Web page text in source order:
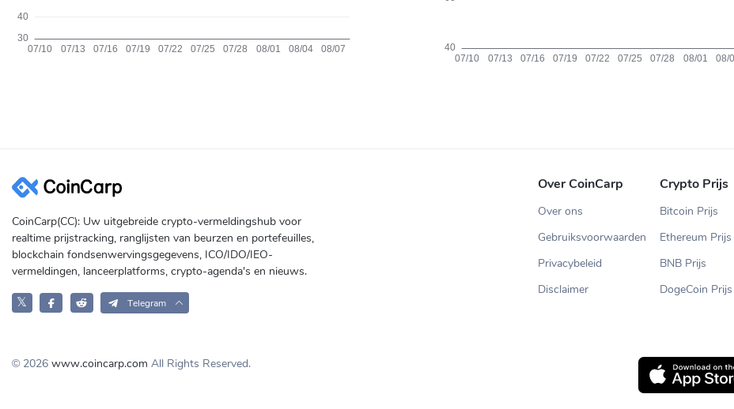
CoinCarp(CC): Uw uitgebreide crypto-vermeldingshub voor
realtime prijstracking, ranglijsten van beurzen en portefeuilles,
blockchain fondsenwervingsgegevens, ICO/IDO/IEO-
vermeldingen, lanceerplatforms, crypto-agenda's en nieuws.
𝕏 Telegram
Over CoinCarp
Over ons
Gebruiksvoorwaarden
Privacybeleid
Disclaimer
Crypto Prijs
Bitcoin Prijs
Ethereum Prijs
BNB Prijs
DogeCoin Prijs
© 2026 www.coincarp.com All Rights Reserved.